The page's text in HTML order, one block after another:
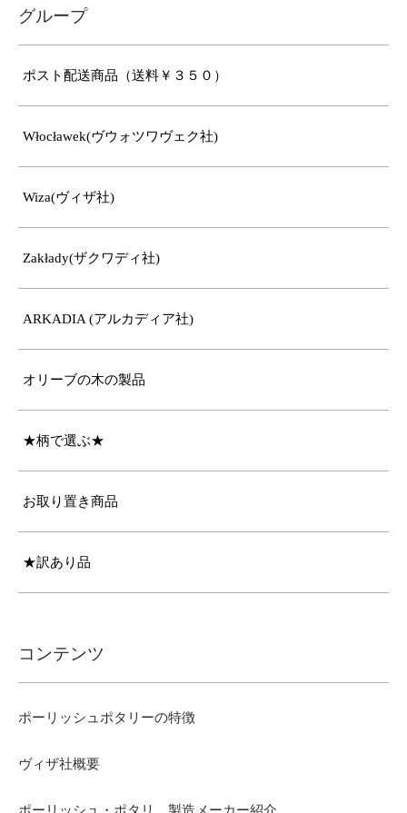
グループ
ポスト配送商品（送料￥３５０）
Włocławek(ヴウォツワヴェク社)
Wiza(ヴィザ社)
Zakłady(ザクワディ社)
ARKADIA (アルカディア社)
オリーブの木の製品
★柄で選ぶ★
お取り置き商品
★訳あり品
コンテンツ
ポーリッシュポタリーの特徴
ヴィザ社概要